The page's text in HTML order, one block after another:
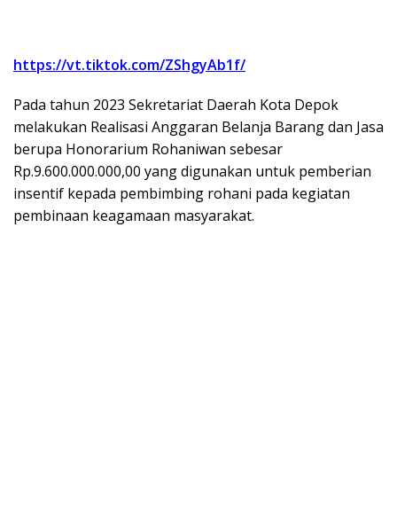
https://vt.tiktok.com/ZShgyAb1f/
Pada tahun 2023 Sekretariat Daerah Kota Depok
melakukan Realisasi Anggaran Belanja Barang dan Jasa
berupa Honorarium Rohaniwan sebesar
Rp.9.600.000.000,00 yang digunakan untuk pemberian
insentif kepada pembimbing rohani pada kegiatan
pembinaan keagamaan masyarakat.